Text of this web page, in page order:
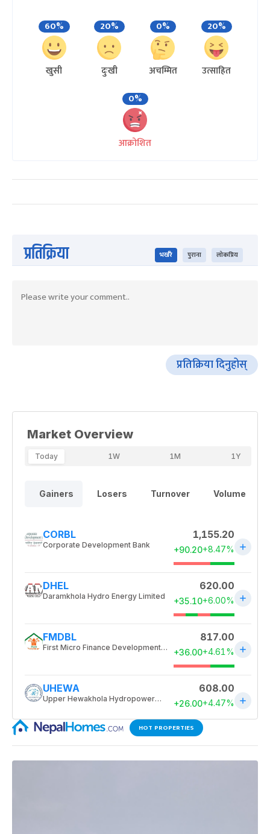
60%
खुसी
20%
दुःखी
0%
अचम्मित
20%
उत्साहित
0%
आक्रोशित
प्रतिक्रिया भर्खरै पुराना लोकप्रिय
प्रतिक्रिया दिनुहोस्
HOT PROPERTIES